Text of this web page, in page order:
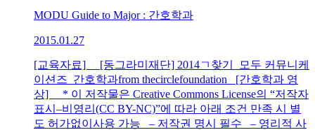
MODU Guide to Major : 간호학과
2015.01.27
[교육자료] [동그라미재단] 2014ㄱ찾기_모두 커뮤니케
이션즈_간호학과from thecirclefoundation [간호학과 영
상] * 이 저작물은 Creative Commons License의 “저작자
표시–비영리(CC BY-NC)”에 따라 아래 조건 만족 시 별
도 허가없이사용 가능 – 저작권 명시 필수 – 영리적 사